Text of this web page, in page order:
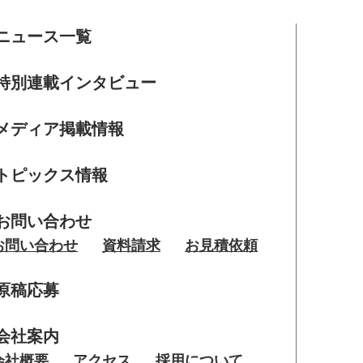
ュース一覧
別連載インタビュー
ディア掲載情報
ピックス情報
問い合わせ
問い合わせ 資料請求 お見積依頼
稿応募
社案内